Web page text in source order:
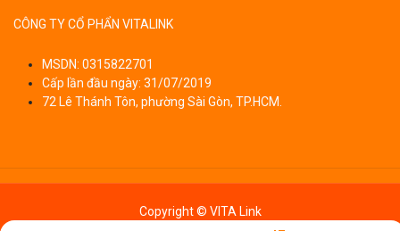
CÔNG TY CỔ PHẨN VITALINK
MSDN: 0315822701
Cấp lần đầu ngày: 31/07/2019
72 Lê Thánh Tôn, phường Sài Gòn, TP.HCM.
Copyright © VITA Link